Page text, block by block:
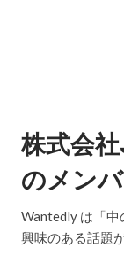
株式会
のメン
Wantedly は「中
興味のある話題